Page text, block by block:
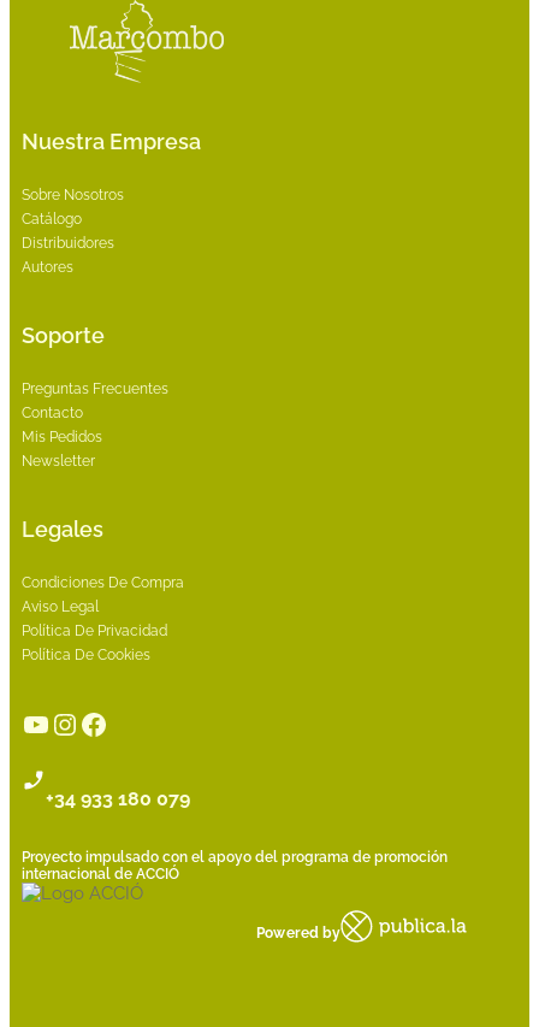
Nuestra Empresa
Sobre Nosotros
Catálogo
Distribuidores
Autores
Soporte
Preguntas Frecuentes
Contacto
Mis Pedidos
Newsletter
Legales
Condiciones De Compra
Aviso Legal
Política De Privacidad
Política De Cookies
YouTube
Instagram
Facebook
+34 933 180 079
Proyecto impulsado con el apoyo del programa de promoción
internacional de ACCIÓ
Powered by